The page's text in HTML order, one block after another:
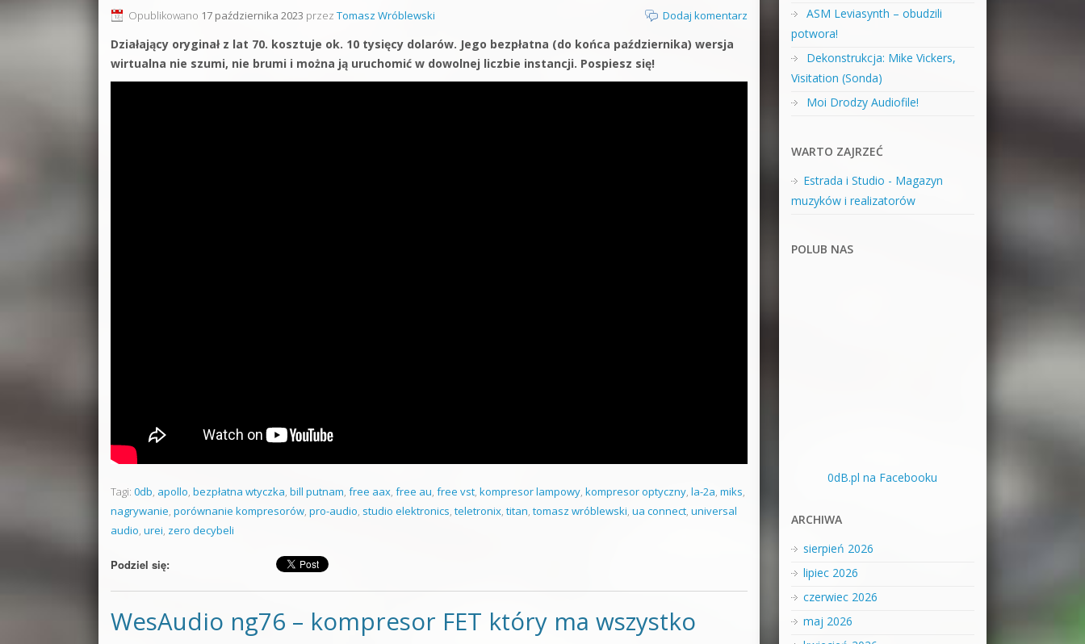
Opublikowano 17 października 2023 przez Tomasz Wróblewski Dodaj komentarz
Działający oryginał z lat 70. kosztuje ok. 10 tysięcy dolarów. Jego bezpłatna (do końca października) wersja
wirtualna nie szumi, nie brumi i można ją uruchomić w dowolnej liczbie instancji. Pospiesz się!
Tagi: 0db, apollo, bezpłatna wtyczka, bill putnam, free aax, free au, free vst, kompresor lampowy, kompresor optyczny, la-2a, miks,
nagrywanie, porównanie kompresorów, pro-audio, studio elektronics, teletronix, titan, tomasz wróblewski, ua connect, universal
audio, urei, zero decybeli
Podziel się:
WesAudio ng76 – kompresor FET który ma wszystko
ASM Leviasynth – obudzili
potwora!
Dekonstrukcja: Mike Vickers,
Visitation (Sonda)
Moi Drodzy Audiofile!
WARTO ZAJRZEĆ
Estrada i Studio - Magazyn
muzyków i realizatorów
POLUB NAS
0dB.pl na Facebooku
ARCHIWA
sierpień 2026
lipiec 2026
czerwiec 2026
maj 2026